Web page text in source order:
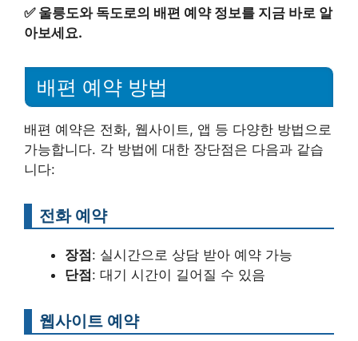
✅ 울릉도와 독도로의 배편 예약 정보를 지금 바로 알
아보세요.
배편 예약 방법
배편 예약은 전화, 웹사이트, 앱 등 다양한 방법으로
가능합니다. 각 방법에 대한 장단점은 다음과 같습
니다:
전화 예약
장점: 실시간으로 상담 받아 예약 가능
단점: 대기 시간이 길어질 수 있음
웹사이트 예약